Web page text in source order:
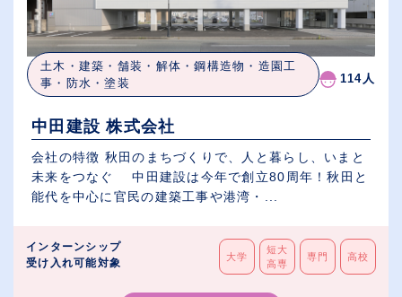
土木・建築・舗装・解体・鋼構造物・造園工
事・防水・塗装
114人
中田建設 株式会社
会社の特徴 秋田のまちづくりで、人と暮らし、いまと
未来をつなぐ 中田建設は今年で創立80周年！秋田と
能代を中心に官民の建築工事や港湾・...
インターンシップ
受け入れ可能対象
大学
短大
高専
専門 高校